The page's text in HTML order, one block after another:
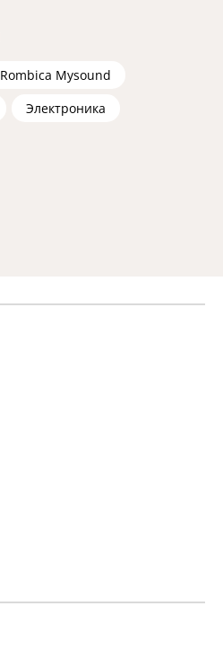
Mysound
Электроника